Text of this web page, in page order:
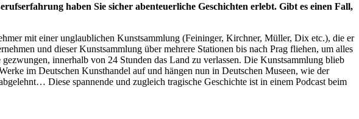
haben Sie sicher abenteuerliche Geschichten erlebt. Gibt es einen Fall,
mit einer unglaublichen Kunstsammlung (Feininger, Kirchner, Müller, Dix etc.), die er
und dieser Kunstsammlung über mehrere Stationen bis nach Prag fliehen, um alles
innerhalb von 24 Stunden das Land zu verlassen. Die Kunstsammlung blieb
im Deutschen Kunsthandel auf und hängen nun in Deutschen Museen, wie der
Diese spannende und zugleich tragische Geschichte ist in einem Podcast beim